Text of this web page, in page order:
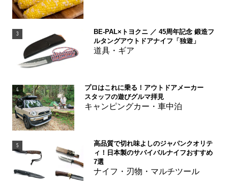
3
BE-PAL×トヨクニ ／ 45周年記念 鍛造フ
ルタングアウトドアナイフ「独遊」
道具・ギア
4
プロはこれに乗る！アウトドアメーカー
スタッフの遊びグルマ拝見
キャンピングカー・車中泊
5
高品質で切れ味よしのジャパンクオリテ
ィ！日本製のサバイバルナイフおすすめ
7選
ナイフ・刃物・マルチツール